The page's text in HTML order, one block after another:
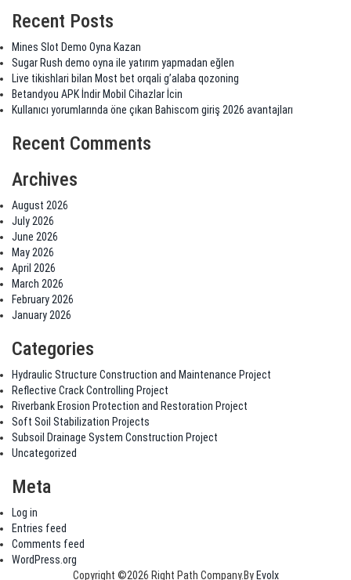
Recent Posts
Mines Slot Demo Oyna Kazan
Sugar Rush demo oyna ile yatırım yapmadan eğlen
Live tikishlari bilan Most bet orqali g’alaba qozoning
Betandyou APK İndir Mobil Cihazlar İcin
Kullanıcı yorumlarında öne çıkan Bahiscom giriş 2026 avantajları
Recent Comments
Archives
August 2026
July 2026
June 2026
May 2026
April 2026
March 2026
February 2026
January 2026
Categories
Hydraulic Structure Construction and Maintenance Project
Reflective Crack Controlling Project
Riverbank Erosion Protection and Restoration Project
Soft Soil Stabilization Projects
Subsoil Drainage System Construction Project
Uncategorized
Meta
Log in
Entries feed
Comments feed
WordPress.org
Copyright ©2026 Right Path Company.ByEvolx